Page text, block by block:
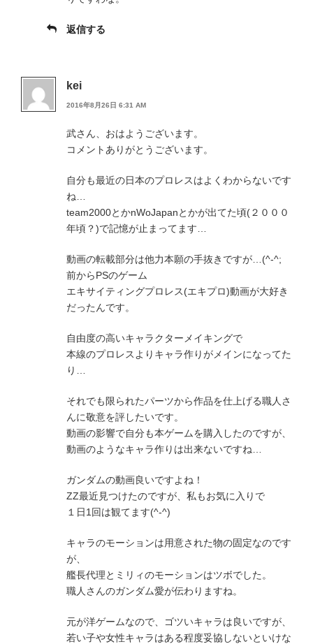
返信する
kei
2016年8月26日 6:31 AM
武さん、おはようございます。
コメントありがとうございます。
自分も最近の日本のプロレスはよくわからないです
ね…
team2000とかnWoJapanとかが出てた頃(２０００
年頃？)で記憶が止まってます…
動画の転載部分は他力本願の手抜きですが…(^-^;
前からPSのゲーム
エキサイティングプロレス(エキプロ)動画が大好き
だったんです。
自由度の高いキャラクターメイキングで
本線のプロレスよりキャラ作りがメインになってた
り…
それでも限られたパーツから作品を仕上げる職人さ
んに敬意を評したいです。
動画の影響で自分も本ゲームを購入したのですが、
動画のようなキャラ作りは出来ないですね…
ガンダムの動画良いですよね！
ZZ最近見つけたのですが、私もお気に入りで
１日1回は観てます(^-^)
キャラのモーションは用意された物の固定なのです
が、
艦長代理とミリィのモーションはツボでした。
職人さんのガンダム愛が伝わりますね。
元が洋ゲームなので、ゴツいキャラは良いですが、
若い子や女性キャラはある程度妥協しないといけな